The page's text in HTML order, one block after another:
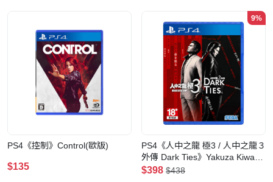
PS4《控制》Control(歐版)
$135
9%
PS4《人中之龍 極3 / 人中之龍３
外傳 Dark Ties》Yakuza Kiwami
3 & Dark Ties
$398 $438